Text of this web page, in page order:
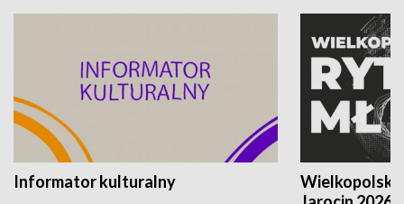
Informator kulturalny